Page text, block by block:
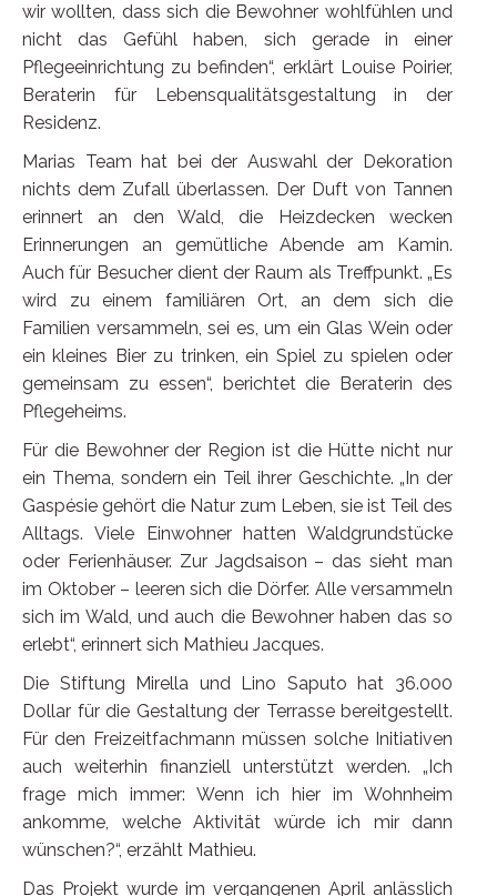
wir wollten, dass sich die Bewohner wohlfühlen und
nicht das Gefühl haben, sich gerade in einer
Pflegeeinrichtung zu befinden“, erklärt Louise Poirier,
Beraterin für Lebensqualitätsgestaltung in der
Residenz.
Marias Team hat bei der Auswahl der Dekoration
nichts dem Zufall überlassen. Der Duft von Tannen
erinnert an den Wald, die Heizdecken wecken
Erinnerungen an gemütliche Abende am Kamin.
Auch für Besucher dient der Raum als Treffpunkt. „Es
wird zu einem familiären Ort, an dem sich die
Familien versammeln, sei es, um ein Glas Wein oder
ein kleines Bier zu trinken, ein Spiel zu spielen oder
gemeinsam zu essen“, berichtet die Beraterin des
Pflegeheims.
Für die Bewohner der Region ist die Hütte nicht nur
ein Thema, sondern ein Teil ihrer Geschichte. „In der
Gaspésie gehört die Natur zum Leben, sie ist Teil des
Alltags. Viele Einwohner hatten Waldgrundstücke
oder Ferienhäuser. Zur Jagdsaison – das sieht man
im Oktober – leeren sich die Dörfer. Alle versammeln
sich im Wald, und auch die Bewohner haben das so
erlebt“, erinnert sich Mathieu Jacques.
Die Stiftung Mirella und Lino Saputo hat 36.000
Dollar für die Gestaltung der Terrasse bereitgestellt.
Für den Freizeitfachmann müssen solche Initiativen
auch weiterhin finanziell unterstützt werden. „Ich
frage mich immer: Wenn ich hier im Wohnheim
ankomme, welche Aktivität würde ich mir dann
wünschen?“, erzählt Mathieu.
Das Projekt wurde im vergangenen April anlässlich